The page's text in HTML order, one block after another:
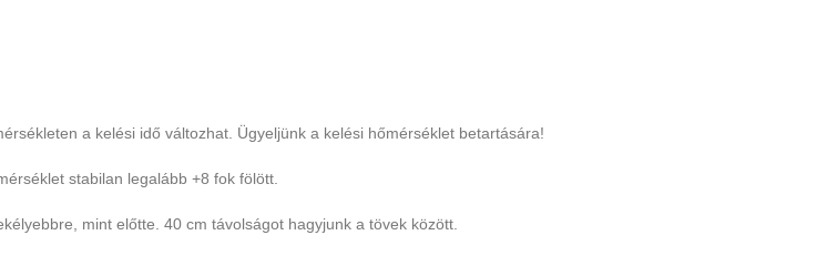
a kelési idő változhat. Ügyeljünk a kelési hőmérséklet betartására!
stabilan legalább +8 fok fölött.
mint előtte. 40 cm távolságot hagyjunk a tövek között.